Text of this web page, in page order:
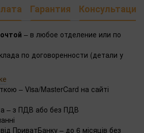
Гарантия Консультация
– в любое отделение или по
по договоренности (детали у
– Visa/MasterCard на сайті
– з ПДВ або без ПДВ
ПриватБанку – до 6 місяців без